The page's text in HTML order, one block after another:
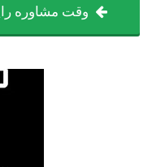
وقت مشاوره